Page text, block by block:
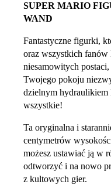
SUPER MARIO
WAND
Fantastyczne figurki,
oraz wszystkich fanów
niesamowitych
Twojego pokoju
dzielnym
wszystkie!
Ta oryginalna i
centymetrów
możesz ustawiać ją w
odtworzyć i na nowo
z kultowych gier.